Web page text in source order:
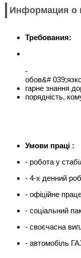
Информация о
Требования:
-
обов&#
гарне знання
порядність,
Умови праці :
- робота у
- 4-х денний
- офіційне
- соціальний
- своєчасна
- автомобіль